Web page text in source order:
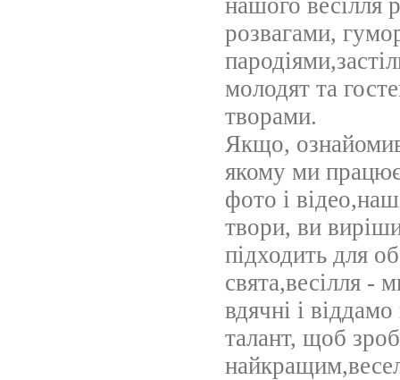
нашого весілля
розвагами,
молодят та
творами.
Якщо,
якому ми
фото і
твори, ви
підходить для
свята,весілля
вдячні і
талант, щоб